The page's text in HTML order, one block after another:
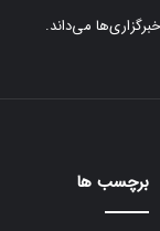
می‌داند.
برچسب ها